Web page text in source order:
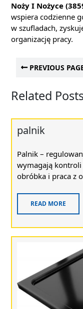
Noży I Nożyce
wspiera codzienne
w szufladach,
organizację pracy.
PREVIOUS
Related
palnik
Palnik –
wymagają
obróbka i praca z
READ MORE